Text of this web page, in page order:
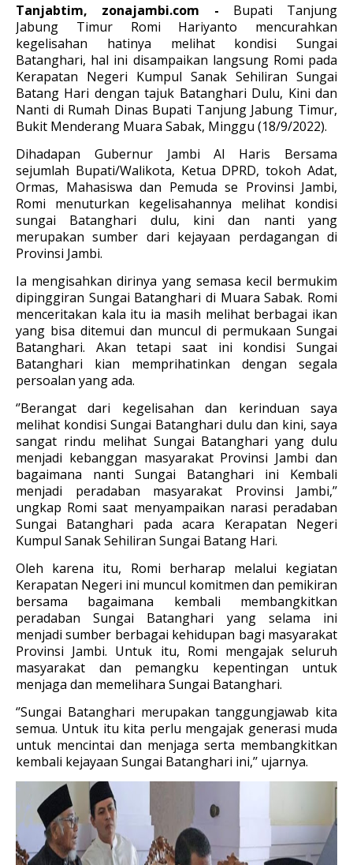
Tanjabtim, zonajambi.com - Bupati Tanjung
Jabung Timur Romi Hariyanto mencurahkan
kegelisahan hatinya melihat kondisi Sungai
Batanghari, hal ini disampaikan langsung Romi pada
Kerapatan Negeri Kumpul Sanak Sehiliran Sungai
Batang Hari dengan tajuk Batanghari Dulu, Kini dan
Nanti di Rumah Dinas Bupati Tanjung Jabung Timur,
Bukit Menderang Muara Sabak, Minggu (18/9/2022).
Dihadapan Gubernur Jambi Al Haris Bersama
sejumlah Bupati/Walikota, Ketua DPRD, tokoh Adat,
Ormas, Mahasiswa dan Pemuda se Provinsi Jambi,
Romi menuturkan kegelisahannya melihat kondisi
sungai Batanghari dulu, kini dan nanti yang
merupakan sumber dari kejayaan perdagangan di
Provinsi Jambi.
Ia mengisahkan dirinya yang semasa kecil bermukim
dipinggiran Sungai Batanghari di Muara Sabak. Romi
menceritakan kala itu ia masih melihat berbagai ikan
yang bisa ditemui dan muncul di permukaan Sungai
Batanghari. Akan tetapi saat ini kondisi Sungai
Batanghari kian memprihatinkan dengan segala
persoalan yang ada.
‘’Berangat dari kegelisahan dan kerinduan saya
melihat kondisi Sungai Batanghari dulu dan kini, saya
sangat rindu melihat Sungai Batanghari yang dulu
menjadi kebanggan masyarakat Provinsi Jambi dan
bagaimana nanti Sungai Batanghari ini Kembali
menjadi peradaban masyarakat Provinsi Jambi,’’
ungkap Romi saat menyampaikan narasi peradaban
Sungai Batanghari pada acara Kerapatan Negeri
Kumpul Sanak Sehiliran Sungai Batang Hari.
Oleh karena itu, Romi berharap melalui kegiatan
Kerapatan Negeri ini muncul komitmen dan pemikiran
bersama bagaimana kembali membangkitkan
peradaban Sungai Batanghari yang selama ini
menjadi sumber berbagai kehidupan bagi masyarakat
Provinsi Jambi. Untuk itu, Romi mengajak seluruh
masyarakat dan pemangku kepentingan untuk
menjaga dan memelihara Sungai Batanghari.
‘’Sungai Batanghari merupakan tanggungjawab kita
semua. Untuk itu kita perlu mengajak generasi muda
untuk mencintai dan menjaga serta membangkitkan
kembali kejayaan Sungai Batanghari ini,’’ ujarnya.